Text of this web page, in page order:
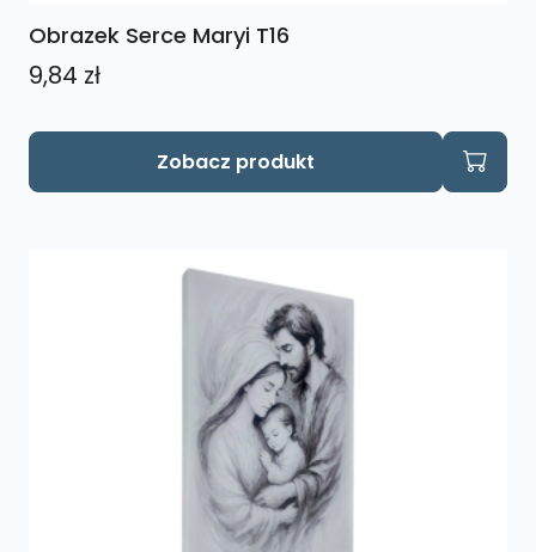
Obrazek Serce Maryi T16
9,84 zł
Zobacz produkt